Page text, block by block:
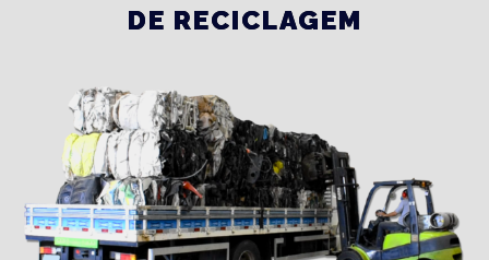
DE RECICLAGEM